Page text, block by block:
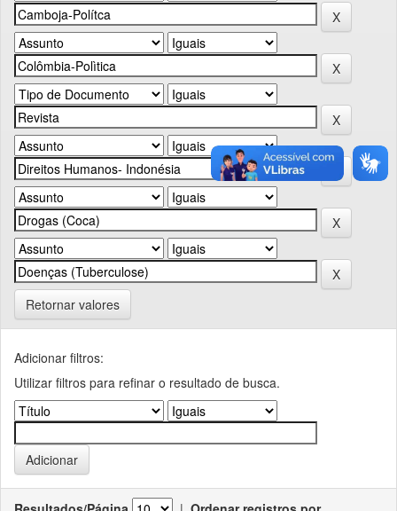
Retornar valores
Adicionar filtros:
Utilizar filtros para refinar o resultado de busca.